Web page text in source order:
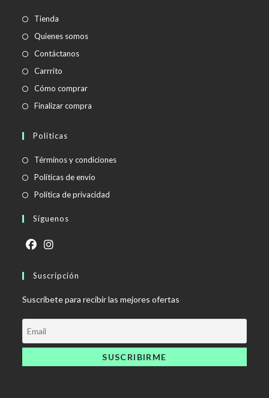
Tienda
Quienes somos
Contáctanos
Carrrito
Cómo comprar
Finalizar compra
Políticas
Términos y condicionesSe
Políticas de envío
abre
Política de privacidad
Síguenos
abre
una
nueva
pestaña
abre
una
nueva
pestaña
Suscripción
Suscríbete para recibir las mejores ofertas